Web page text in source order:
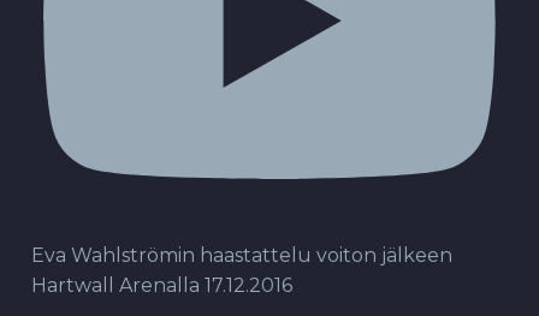
Eva Wahlströmin haastattelu voiton jälkeen
Hartwall Arenalla 17.12.2016